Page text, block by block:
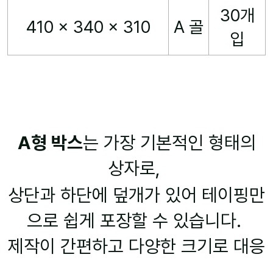
410 x 340 x 310 A 골
30개
입
A형 박스는 가장 기본적인 형태의
상자로,
상단과 하단에 덮개가 있어 테이핑만
으로 쉽게 포장할 수 있습니다.
제작이 간편하고 다양한 크기로 대응